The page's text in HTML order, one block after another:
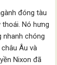
đóng tàu
Nó hưng
nhanh chóng
Âu và
Nixon đã